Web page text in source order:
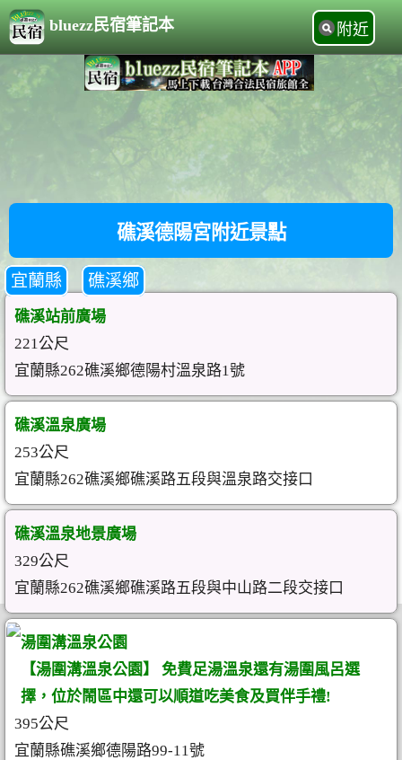
bluezz民宿筆記本 附近
礁溪德陽宮附近景點
宜蘭縣 礁溪鄉
礁溪站前廣場
221公尺
宜蘭縣262礁溪鄉德陽村溫泉路1號
礁溪溫泉廣場
253公尺
宜蘭縣262礁溪鄉礁溪路五段與溫泉路交接口
礁溪溫泉地景廣場
329公尺
宜蘭縣262礁溪鄉礁溪路五段與中山路二段交接口
湯圍溝溫泉公園
【湯圍溝溫泉公園】 免費足湯溫泉還有湯圍風呂選
擇，位於鬧區中還可以順道吃美食及買伴手禮!
395公尺
宜蘭縣礁溪鄉德陽路99-11號